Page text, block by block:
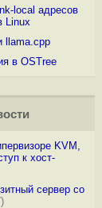
local адресов
Linux
llama.cpp
в OSTree
KVM,
к хост-
сервер со